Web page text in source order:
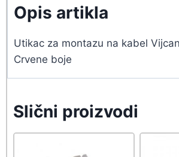
Opis artikla
Utikac za montazu na kabel
Crvene boje
Slični proizvodi